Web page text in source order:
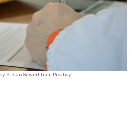
Susan Sewertfrom Pixabay